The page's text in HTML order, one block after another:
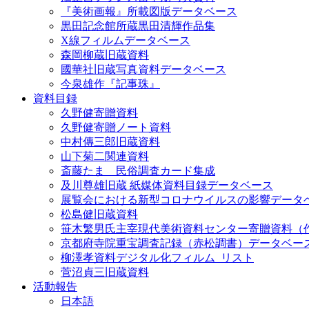
『美術画報』所載図版データベース
黒田記念館所蔵黒田清輝作品集
X線フィルムデータベース
森岡柳蔵旧蔵資料
國華社旧蔵写真資料データベース
今泉雄作『記事珠』
資料目録
久野健寄贈資料
久野健寄贈ノート資料
中村傳三郎旧蔵資料
山下菊二関連資料
斎藤たま 民俗調査カード集成
及川尊雄旧蔵 紙媒体資料目録データベース
展覧会における新型コロナウイルスの影響データ
松島健旧蔵資料
笹木繁男氏主宰現代美術資料センター寄贈資料（
京都府寺院重宝調査記録（赤松調書）データベー
柳澤孝資料デジタル化フィルム_リスト
菅沼貞三旧蔵資料
活動報告
日本語